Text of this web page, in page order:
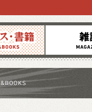
雑誌